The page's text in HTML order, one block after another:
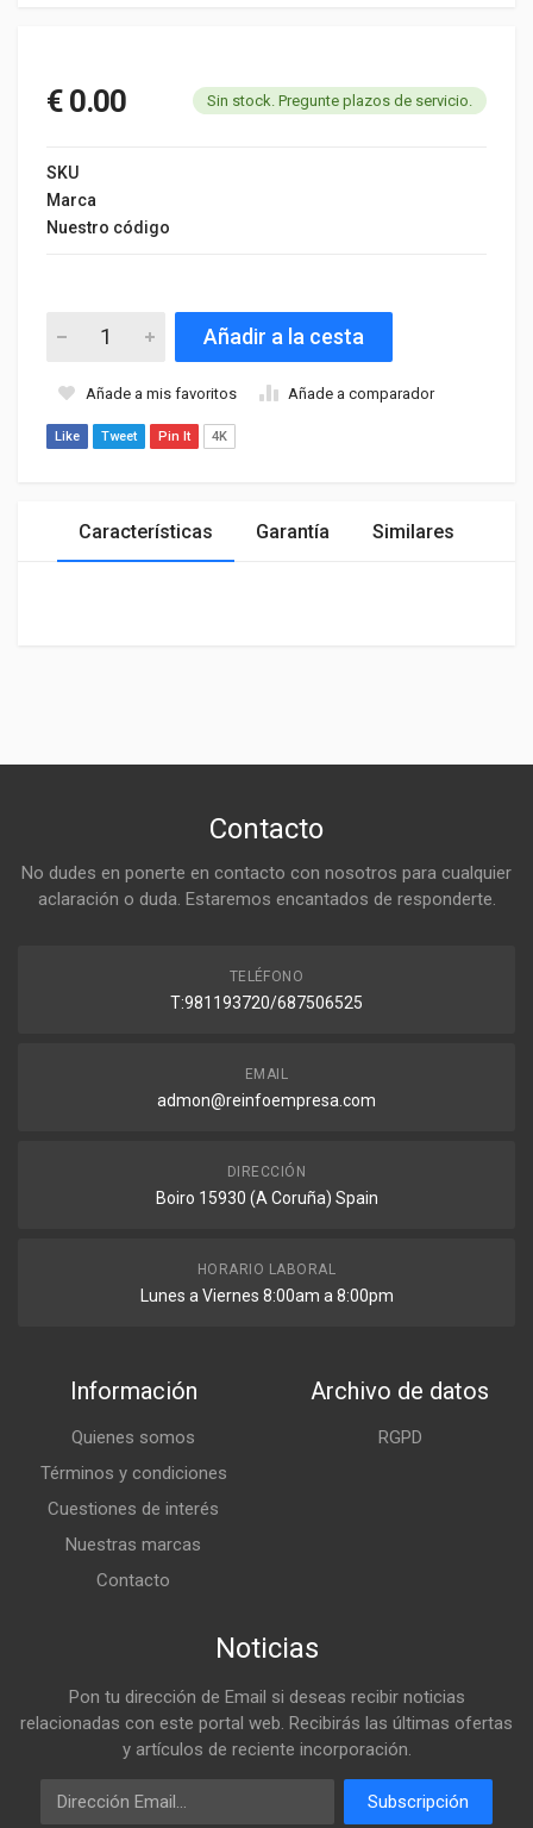
€ 0.00 Sin stock. Pregunte plazos de servicio.
SKU
Marca
Nuestro código
Añadir a la cesta
Añade a mis favoritos Añade a comparador
Like Tweet Pin It 4K
Características Garantía Similares
Contacto
No dudes en ponerte en contacto con nosotros para cualquier
aclaración o duda. Estaremos encantados de responderte.
TELÉFONO
T:981193720/687506525
EMAIL
admon@reinfoempresa.com
DIRECCIÓN
Boiro 15930 (A Coruña) Spain
HORARIO LABORAL
Lunes a Viernes 8:00am a 8:00pm
Información
Quienes somos
Términos y condiciones
Cuestiones de interés
Nuestras marcas
Contacto
Archivo de datos
RGPD
Noticias
Pon tu dirección de Email si deseas recibir noticias
relacionadas con este portal web. Recibirás las últimas ofertas
y artículos de reciente incorporación.
Email
Subscripción